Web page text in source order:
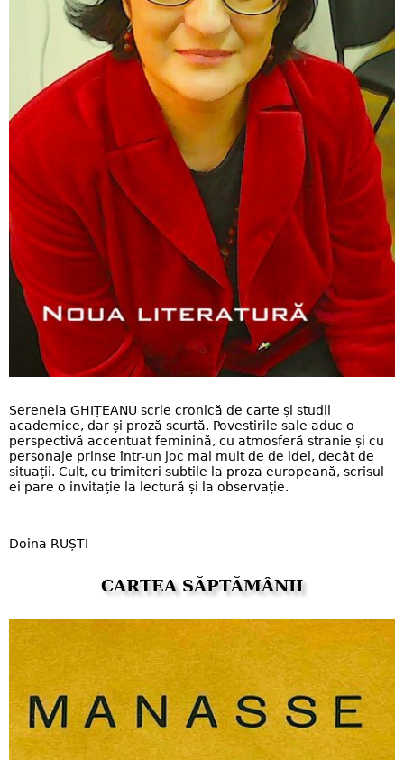
Serenela GHIȚEANU scrie cronică de carte și studii
academice, dar și proză scurtă. Povestirile sale aduc o
perspectivă accentuat feminină, cu atmosferă stranie și cu
personaje prinse într-un joc mai mult de de idei, decât de
situații. Cult, cu trimiteri subtile la proza europeană, scrisul
ei pare o invitație la lectură și la observație.
Doina RUȘTI
CARTEA SĂPTĂMÂNII